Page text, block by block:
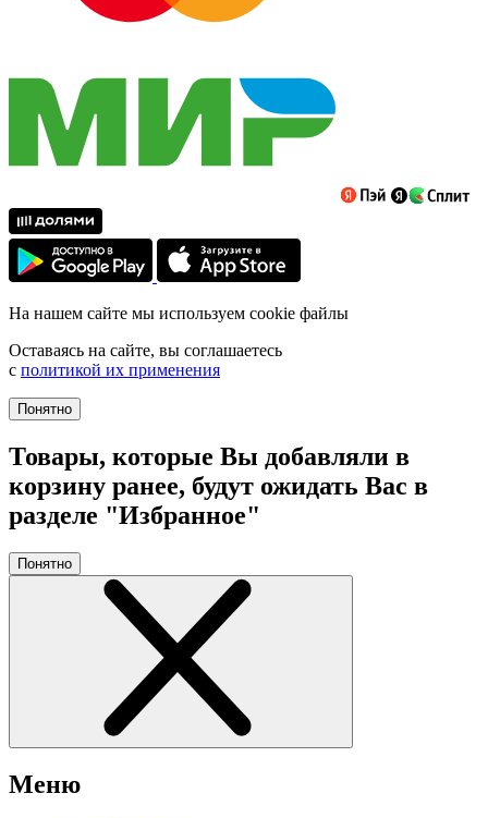
На нашем сайте мы используем cookie файлы
Оставаясь на сайте, вы соглашаетесь
с политикой их применения
Понятно
Товары, которые Вы добавляли в
корзину ранее, будут ожидать Вас в
разделе "Избранное"
Понятно
Меню